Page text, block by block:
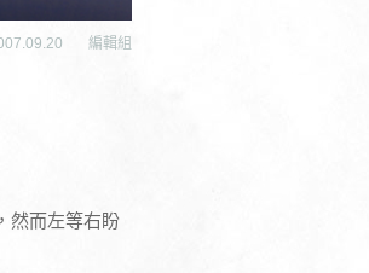
編輯組
然而左等右盼